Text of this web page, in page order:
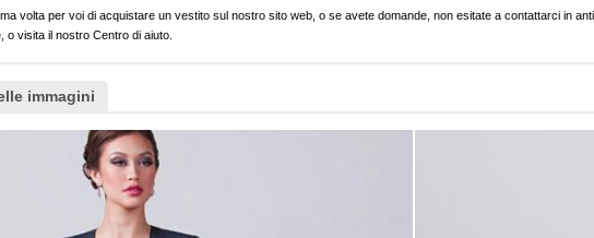
volta per voi di acquistare un vestito sul nostro sito web, o se avete domande, non esitate a contattarci in
o visita il nostro Centro di aiuto.
immagini